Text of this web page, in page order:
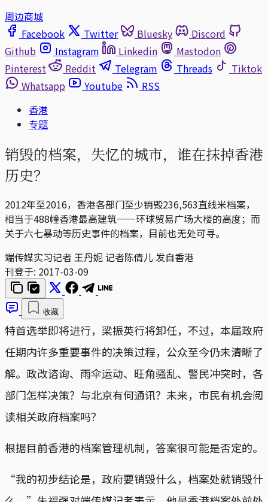
周边商城
Facebook
Twitter Bluesky
Discord
Github
Instagram Linkedin
Mastodon
Pinterest
Reddit Telegram Threads
Tiktok
Whatsapp
Youtube
RSS
香港
专题
销毁的档案，失忆的城市，谁在抹掉香港
历史？
2012年至2016，香港各部门至少销毁236,563直线米档案，
相当于488幢香港最高建筑——环球贸易广场大楼的高度；而
关于六七暴动等历史事件的档案，目前也无处可寻。
端传媒实习记者 王丹妮 记者陈倩儿 发自香港
刊登于: 2017-03-09
收藏
特首选举即将进行，梁振英行将卸任，不过，本届政府
任期内许多重要事件的决策过程，公众至今仍未清晰了
解。政改谘询、雨伞运动、旺角骚乱、警民冲突时，各
部门怎样决策？与北京有何通讯？未来，市民有机会阅
读相关政府档案吗？
根据目前香港的档案管理机制，答案很可能是否定的。
“我的初步结论是，政府要销毁什么，档案处就销毁什